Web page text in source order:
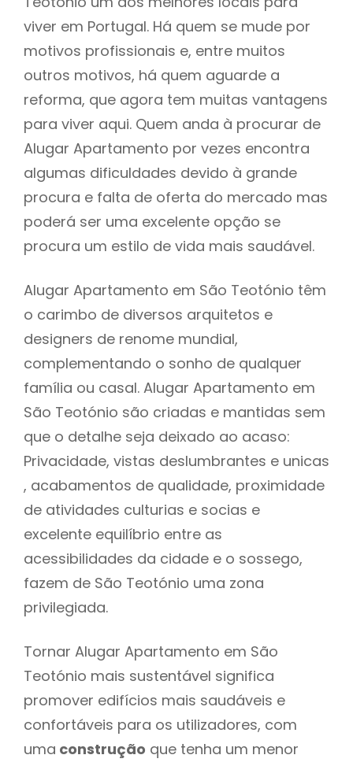
viver em Portugal. Há quem se mude por
motivos profissionais e, entre muitos
outros motivos, há quem aguarde a
reforma, que agora tem muitas vantagens
para viver aqui. Quem anda à procurar de
Alugar Apartamento por vezes encontra
algumas dificuldades devido à grande
procura e falta de oferta do mercado mas
poderá ser uma excelente opção se
procura um estilo de vida mais saudável.
Alugar Apartamento em São Teotónio têm
o carimbo de diversos arquitetos e
designers de renome mundial,
complementando o sonho de qualquer
família ou casal. Alugar Apartamento em
São Teotónio são criadas e mantidas sem
que o detalhe seja deixado ao acaso:
Privacidade, vistas deslumbrantes e unicas
, acabamentos de qualidade, proximidade
de atividades culturias e socias e
excelente equilíbrio entre as
acessibilidades da cidade e o sossego,
fazem de São Teotónio uma zona
privilegiada.
Tornar Alugar Apartamento em São
Teotónio mais sustentável significa
promover edifícios mais saudáveis e
confortáveis para os utilizadores, com
uma construção que tenha um menor